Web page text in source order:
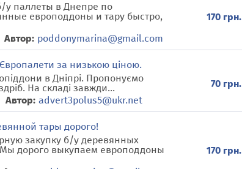
у паллеты в Днепре по
европоддоны и тару быстро,
Автор: poddonymarina@gmail.com
170 грн.
за низькою ціною.
в Дніпрі. Пропонуємо
На складі завжди...
Автор: advert3polus5@ukr.net
70 грн.
тары дорого!
закупку б/у деревянных
дорого выкупаем европоддоны
170 грн.